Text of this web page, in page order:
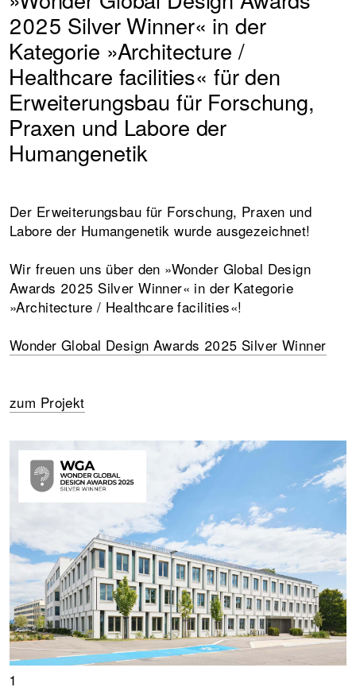
2025 Silver Winner« in der
Kategorie »Architecture /
Healthcare facilities« für den
Erweiterungsbau für Forschung,
Praxen und Labore der
Humangenetik
Der Erweiterungsbau für Forschung, Praxen und
Labore der Humangenetik wurde ausgezeichnet!
Wir freuen uns über den »Wonder Global Design
Awards 2025 Silver Winner« in der Kategorie
»Architecture / Healthcare facilities«!
Wonder Global Design Awards 2025 Silver Winner
zum Projekt
1